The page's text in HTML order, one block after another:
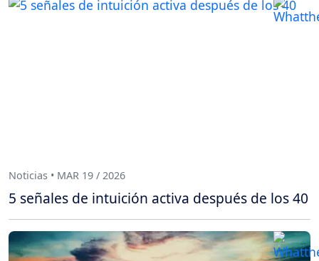
Noticias • MAR 19 / 2026
5 señales de intuición activa después de los 40